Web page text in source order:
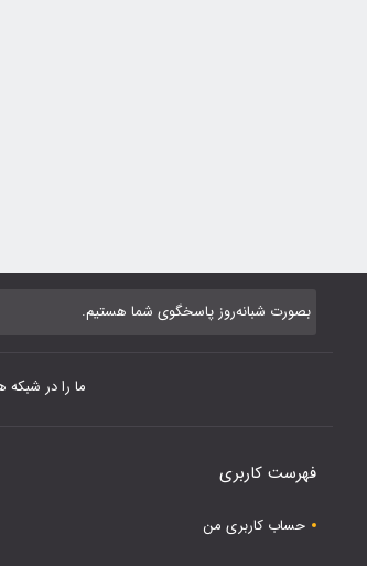
بصورت شبانه‌روز پاسخگوی شما هستیم.
ما را در شبکه
فهرست کاربری
حساب کاربری من